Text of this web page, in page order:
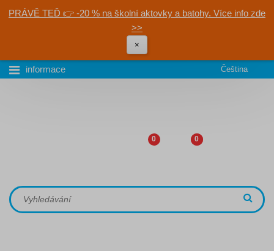
PRÁVĚ TEĎ 👉 -20 % na školní aktovky a batohy. Více info zde
>>
×
informace Čeština
0 0